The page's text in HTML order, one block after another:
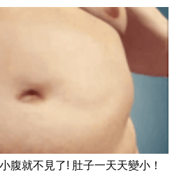
腹就不見了! 肚子一天天變小！